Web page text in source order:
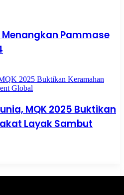
Pammase
MQK 2025 Buktikan
Layak Sambut